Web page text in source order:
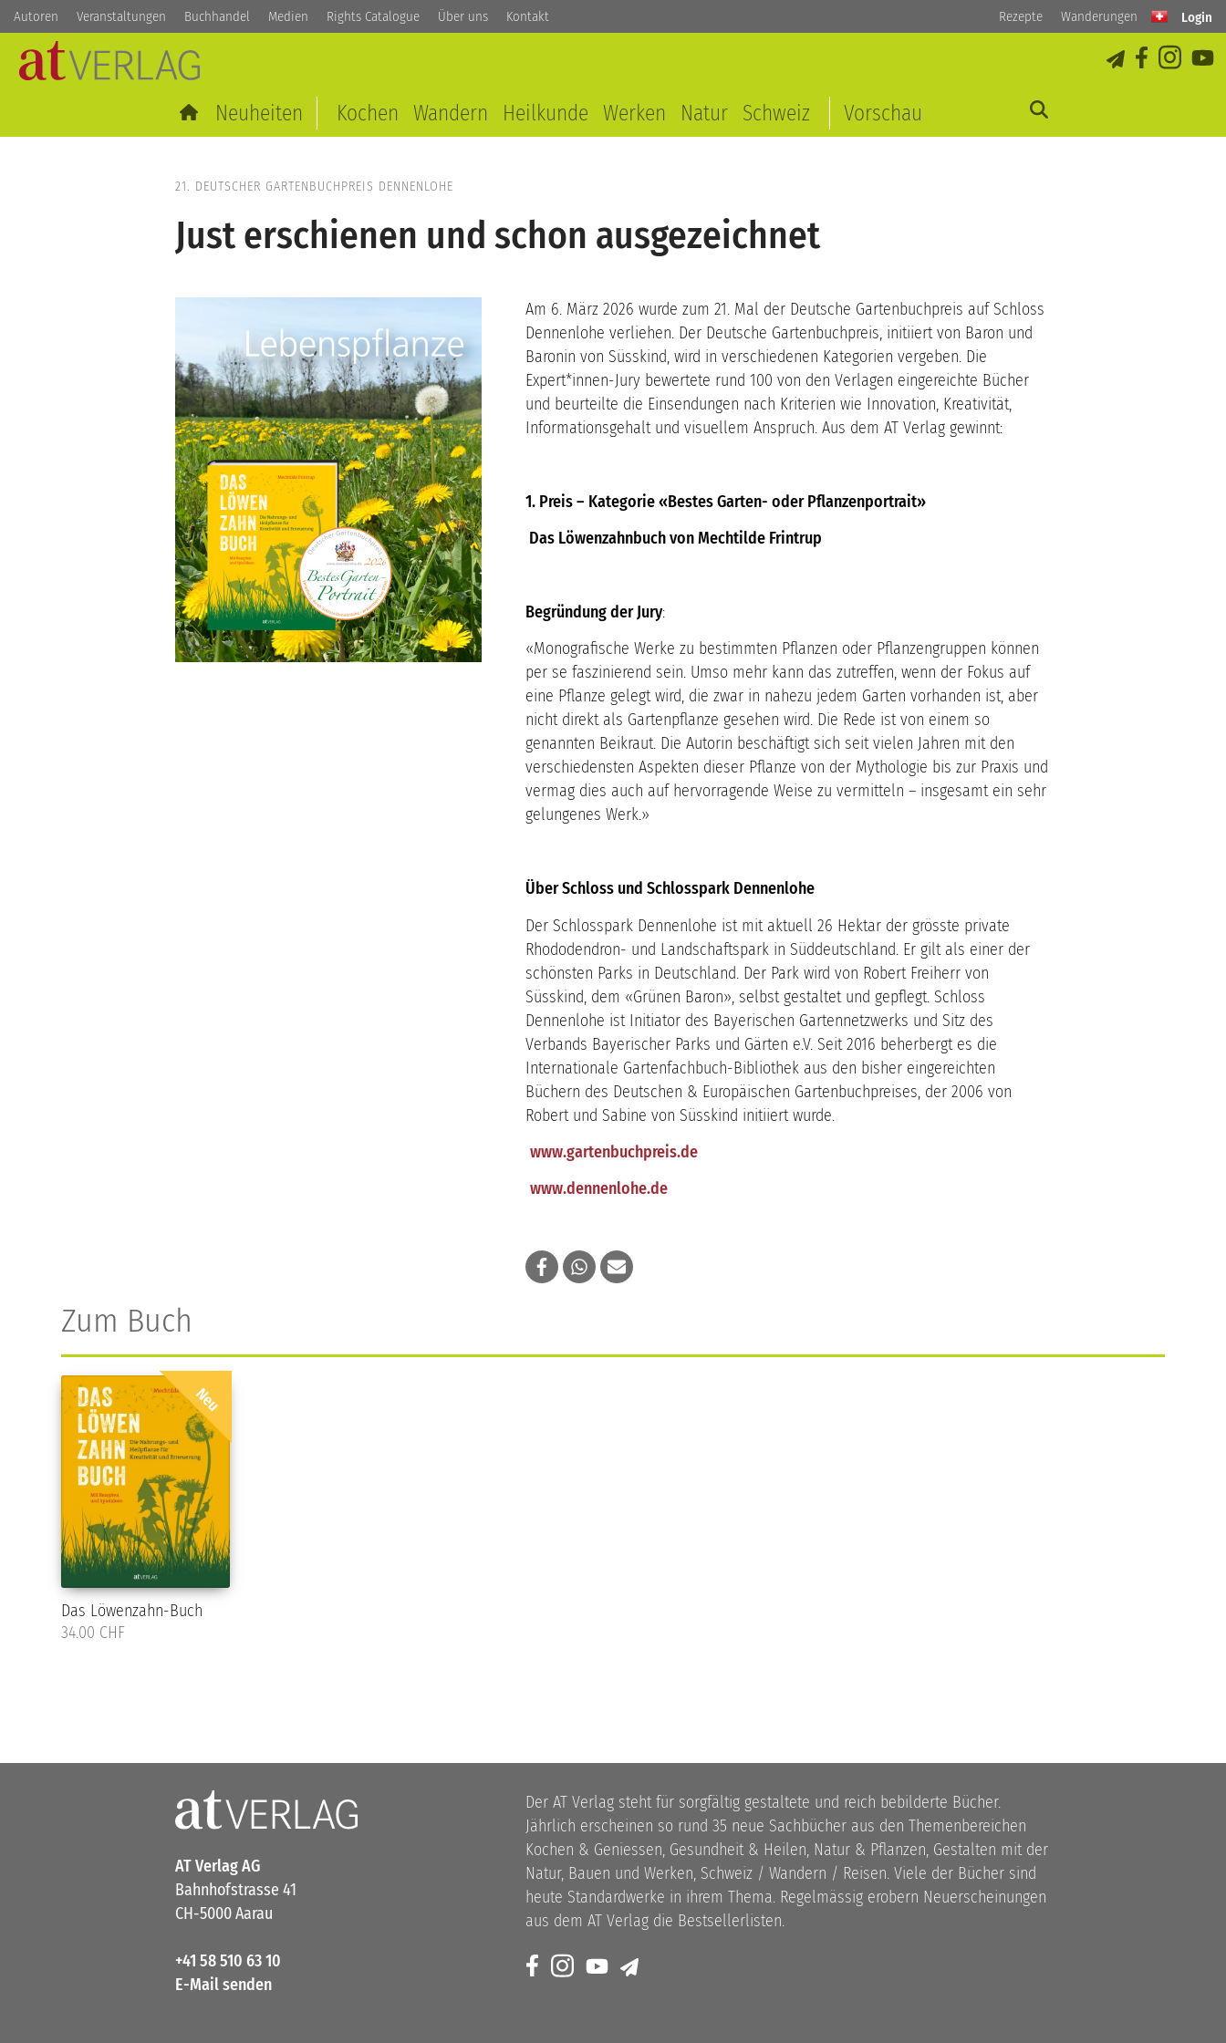
Autoren Veranstaltungen Buchhandel Medien Rights Catalogue Über uns Kontakt Rezepte Wanderungen Login
Neuheiten Kochen Wandern Heilkunde Werken Natur Schweiz Vorschau
21. DEUTSCHER GARTENBUCHPREIS DENNENLOHE
Just erschienen und schon ausgezeichnet
Am 6. März 2026 wurde zum 21. Mal der Deutsche Gartenbuchpreis auf Schloss
Dennenlohe verliehen. Der Deutsche Gartenbuchpreis, initiiert von Baron und
Baronin von Süsskind, wird in verschiedenen Kategorien vergeben. Die
Expert*innen-Jury bewertete rund 100 von den Verlagen eingereichte Bücher
und beurteilte die Einsendungen nach Kriterien wie Innovation, Kreativität,
Informationsgehalt und visuellem Anspruch. Aus dem AT Verlag gewinnt:
1. Preis – Kategorie «Bestes Garten- oder Pflanzenportrait»
Das Löwenzahnbuch von Mechtilde Frintrup
Begründung der Jury:
«Monografische Werke zu bestimmten Pflanzen oder Pflanzengruppen können
per se faszinierend sein. Umso mehr kann das zutreffen, wenn der Fokus auf
eine Pflanze gelegt wird, die zwar in nahezu jedem Garten vorhanden ist, aber
nicht direkt als Gartenpflanze gesehen wird. Die Rede ist von einem so
genannten Beikraut. Die Autorin beschäftigt sich seit vielen Jahren mit den
verschiedensten Aspekten dieser Pflanze von der Mythologie bis zur Praxis und
vermag dies auch auf hervorragende Weise zu vermitteln – insgesamt ein sehr
gelungenes Werk.»
Über Schloss und Schlosspark Dennenlohe
Der Schlosspark Dennenlohe ist mit aktuell 26 Hektar der grösste private
Rhododendron- und Landschaftspark in Süddeutschland. Er gilt als einer der
schönsten Parks in Deutschland. Der Park wird von Robert Freiherr von
Süsskind, dem «Grünen Baron», selbst gestaltet und gepflegt. Schloss
Dennenlohe ist Initiator des Bayerischen Gartennetzwerks und Sitz des
Verbands Bayerischer Parks und Gärten e.V. Seit 2016 beherbergt es die
Internationale Gartenfachbuch-Bibliothek aus den bisher eingereichten
Büchern des Deutschen & Europäischen Gartenbuchpreises, der 2006 von
Robert und Sabine von Süsskind initiiert wurde.
www.gartenbuchpreis.de
www.dennenlohe.de
Zum Buch
Neu
Das Löwenzahn-Buch
34.00 CHF
AT Verlag AG
Bahnhofstrasse 41
CH-5000 Aarau
+41 58 510 63 10
E-Mail senden
Der AT Verlag steht für sorgfältig gestaltete und reich bebilderte Bücher.
Jährlich erscheinen so rund 35 neue Sachbücher aus den Themenbereichen
Kochen & Geniessen, Gesundheit & Heilen, Natur & Pflanzen, Gestalten mit der
Natur, Bauen und Werken, Schweiz / Wandern / Reisen. Viele der Bücher sind
heute Standardwerke in ihrem Thema. Regelmässig erobern Neuerscheinungen
aus dem AT Verlag die Bestsellerlisten.